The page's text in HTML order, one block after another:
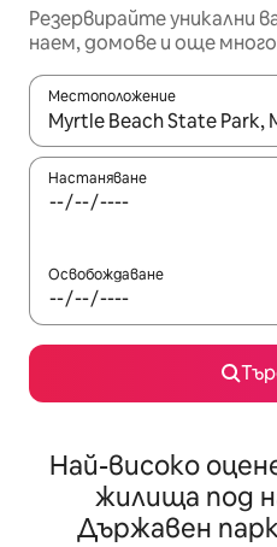
Резервирайте уникални
наем, домове и още
Местоположение
Когато резултатите се
Настаняване
Освобождаване
Най-високо
жилища под
Държавен